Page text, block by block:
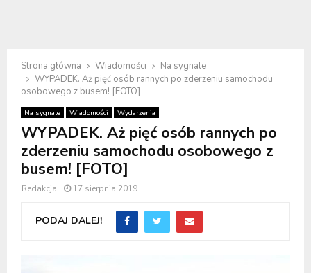
Strona główna Wiadomości
Na sygnale
WYPADEK. Aż pięć osób rannych po zderzeniu samochodu
osobowego z busem! [FOTO]
Na sygnale Wiadomości Wydarzenia
WYPADEK. Aż pięć osób rannych po
zderzeniu samochodu osobowego z
busem! [FOTO]
Redakcja 17 sierpnia 2019
PODAJ DALEJ!